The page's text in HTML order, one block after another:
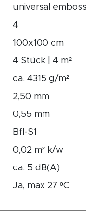
universal
4
100x100 cm
4 Stück | 4 m²
ca. 4315 g/m²
2,50 mm
0,55 mm
Bfl-S1
0,02 m² k/w
ca. 5 dB(A)
Ja, max 27 ºC